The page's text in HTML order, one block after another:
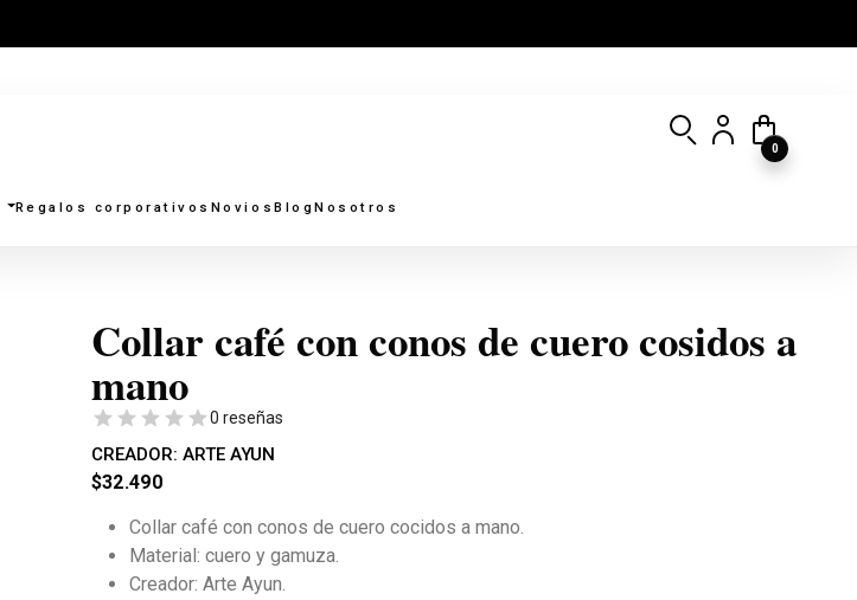
Regalos corporativos NoviosBlogNosotros
0
Collar café con conos de cuero cosidos a
mano
0 reseñas
CREADOR: ARTE AYUN
$32.490
Collar café con conos de cuero cocidos a mano.
Material: cuero y gamuza.
Creador: Arte Ayun.